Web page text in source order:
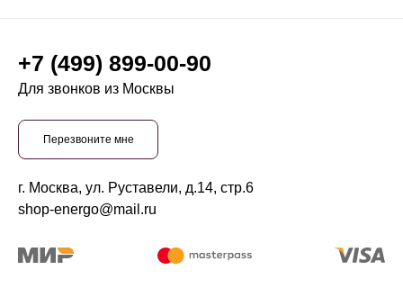
+7 (499) 899-00-90
Для звонков из Москвы
Перезвоните мне
г. Москва, ул. Руставели, д.14, стр.6
shop-energo@mail.ru